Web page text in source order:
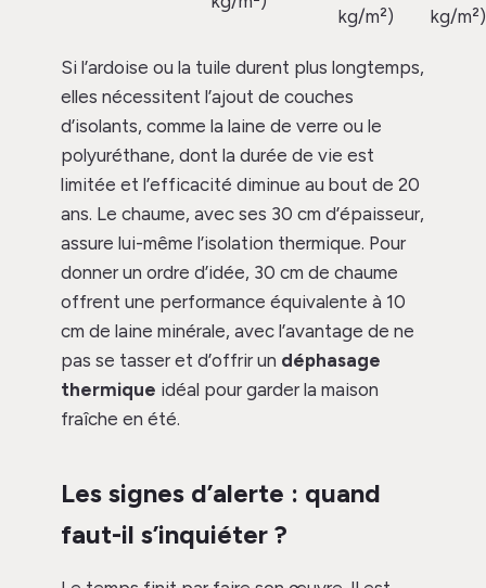
kg/m²) kg/m²)
Si l’ardoise ou la tuile durent plus longtemps,
elles nécessitent l’ajout de couches
d’isolants, comme la laine de verre ou le
polyuréthane, dont la durée de vie est
limitée et l’efficacité diminue au bout de 20
ans. Le chaume, avec ses 30 cm d’épaisseur,
assure lui-même l’isolation thermique. Pour
donner un ordre d’idée, 30 cm de chaume
offrent une performance équivalente à 10
cm de laine minérale, avec l’avantage de ne
pas se tasser et d’offrir un déphasage
thermique idéal pour garder la maison
fraîche en été.
Les signes d’alerte : quand
faut-il s’inquiéter ?